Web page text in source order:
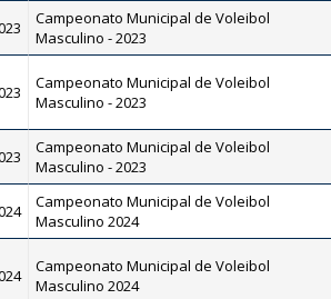
Campeonato Municipal de Voleibol
Masculino - 2023
Campeonato Municipal de Voleibol
Masculino - 2023
Campeonato Municipal de Voleibol
Masculino - 2023
Campeonato Municipal de Voleibol
Masculino 2024
Campeonato Municipal de Voleibol
Masculino 2024